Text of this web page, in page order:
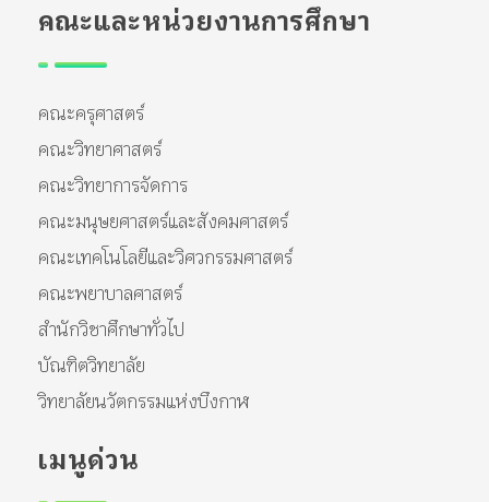
คณะและหน่วยงานการศึกษา
คณะครุศาสตร์
คณะวิทยาศาสตร์
คณะวิทยาการจัดการ
คณะมนุษยศาสตร์และสังคมศาสตร์
คณะเทคโนโลยีและวิศวกรรมศาสตร์
คณะพยาบาลศาสตร์
สำนักวิชาศึกษาทั่วไป
บัณฑิตวิทยาลัย
วิทยาลัยนวัตกรรมแห่งบึงกาฬ
เมนูด่วน